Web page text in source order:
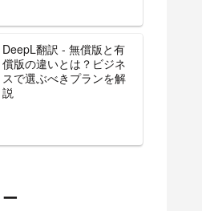
DeepL翻訳 - 無償版と有
償版の違いとは？ビジネ
スで選ぶべきプランを解
説